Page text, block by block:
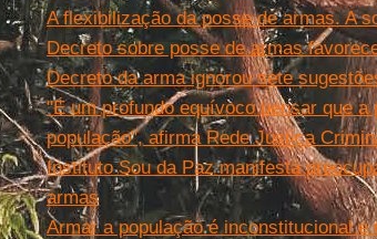
A flexibilização da posse de armas. A
Decreto sobre posse de armas
Decreto da arma ignorou sete
"É um profundo equívoco pensar que
população", afirma Rede Justiça
Instituto Sou da Paz manifesta
armas
Armar a população é inconstitucional